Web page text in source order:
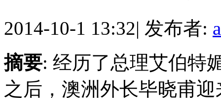
2014-10-1 13:32| 发布者:
摘要: 经历了总理艾伯特
之后，澳洲外长毕晓甫